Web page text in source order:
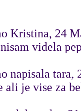
Kristina, 24
videla
napisala tara,
ali je vise za